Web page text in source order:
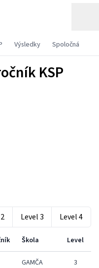
Výsledky Spoločná
KSP
Level 3 Level 4
Škola Level
GAMČA 3